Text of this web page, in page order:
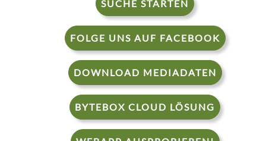
SUCHE STARTEN
FOLGE UNS AUF FACEBOOK
DOWNLOAD MEDIADATEN
BYTEBOX CLOUD LÖSUNG